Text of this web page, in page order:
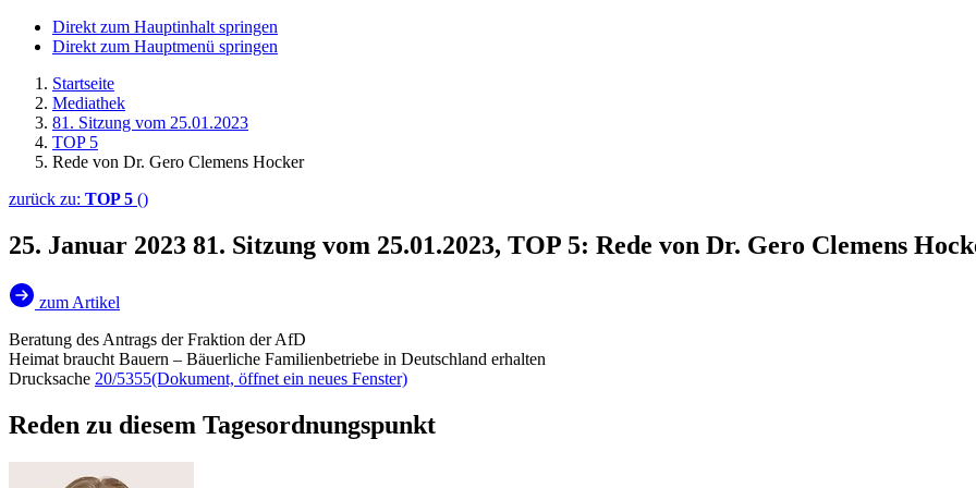
Direkt zum Hauptinhalt springen
Direkt zum Hauptmenü springen
Startseite
Mediathek
81. Sitzung vom 25.01.2023
TOP 5
Rede von Dr. Gero Clemens Hocker
zurück zu: TOP 5 ()
25. Januar 2023 81. Sitzung vom 25.01.2023, TOP 5: Rede von Dr. Gero Clemens
zum Artikel
Beratung des Antrags der Fraktion der AfD
Heimat braucht Bauern – Bäuerliche Familienbetriebe in Deutschland erhalten
Drucksache 20/5355(Dokument, öffnet ein neues Fenster)
Reden zu diesem Tagesordnungspunkt